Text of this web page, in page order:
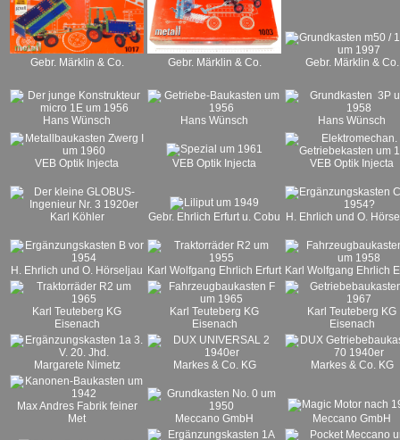
Gebr. Märklin & Co. Gebr. Märklin & Co. Gebr. Märklin & Co.
Hans Wünsch Hans Wünsch Hans Wünsch
VEB Optik Injecta VEB Optik Injecta VEB Optik Injecta
Karl Köhler Gebr. Ehrlich Erfurt u. Cobu H. Ehrlich und O.
H. Ehrlich und O. Hörseljau Karl Wolfgang Ehrlich Erfurt Karl Wolfgang Ehrlich
Karl Teuteberg KG
Eisenach
Karl Teuteberg KG
Eisenach
Karl Teuteberg KG
Eisenach
Margarete Nimetz Markes & Co. KG Markes & Co. KG
Max Andres Fabrik feiner
Met
Meccano GmbH Meccano GmbH